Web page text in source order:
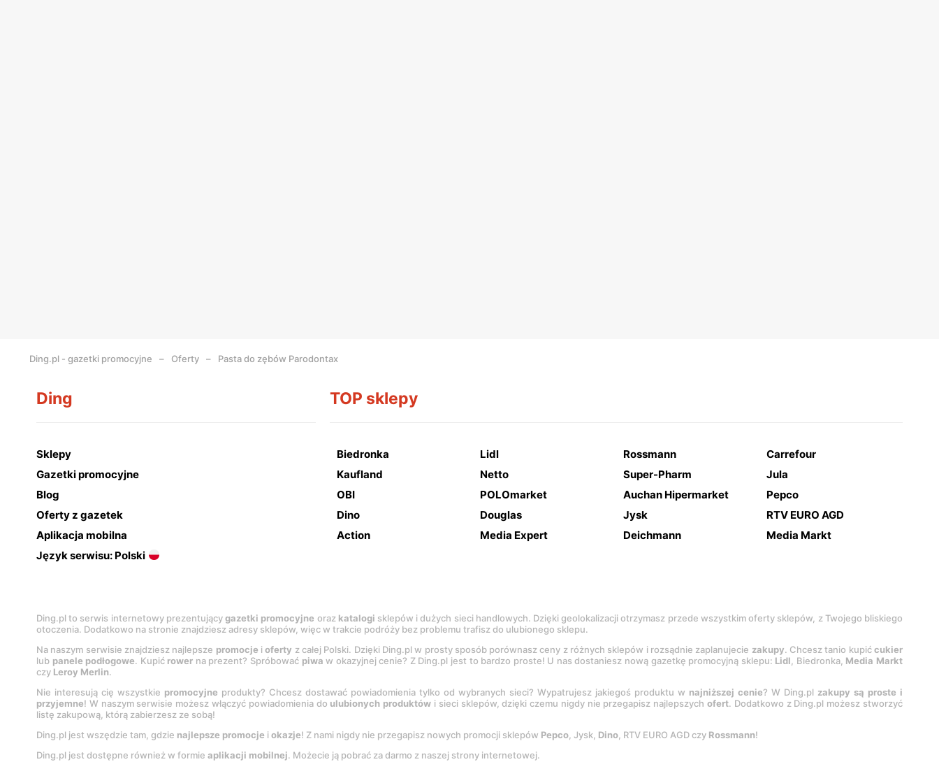
Ding.pl - gazetki promocyjne Oferty Pasta do zębów Parodontax
Ding
Sklepy
Gazetki promocyjne
Blog
Oferty z gazetek
Aplikacja mobilna
Język serwisu: Polski
TOP sklepy
Biedronka Lidl Rossmann
Carrefour
Kaufland
Netto Super-Pharm
Jula
OBI
POLOmarket Auchan Hipermarket
Pepco
Dino
Douglas Jysk
RTV EURO AGD
Action
Media Expert Deichmann Media Markt
Ding.pl to serwis internetowy prezentującygazetki promocyjne oraz katalogi sklepów i dużych sieci handlowych. Dzięki geolokalizacji otrzymasz przede wszystkim oferty sklepów, z Twojego bliskiego
otoczenia. Dodatkowo na stronie znajdziesz adresy sklepów, więc w trakcie podróży bez problemu trafisz do ulubionego sklepu.
Na naszym serwisie znajdziesz najlepsze promocje ioferty z całej Polski. Dzięki Ding.pl w prosty sposób porównasz ceny z różnych sklepów i rozsądnie zaplanujecie zakupy. Chcesz tanio kupićcukier
lub panele podłogowe. Kupić rower na prezent? Spróbować piwa w okazyjnej cenie? Z Ding.pl jest to bardzo proste! U nas dostaniesz nową gazetkę promocyjną sklepu: Lidl, Biedronka, Media Markt
czy Leroy Merlin.
Nie interesują cię wszystkie promocyjne produkty? Chcesz dostawać powiadomienia tylko od wybranych sieci? Wypatrujesz jakiegoś produktu w najniższej cenie? W Ding.pl zakupy są proste i
przyjemne! W naszym serwisie możesz włączyć powiadomienia do ulubionych produktów i sieci sklepów, dzięki czemu nigdy nie przegapisz najlepszychofert. Dodatkowo z Ding.pl możesz stworzyć
listę zakupową, którą zabierzesz ze sobą!
Ding.pl jest wszędzie tam, gdzie najlepsze promocje i okazje! Z nami nigdy nie przegapisz nowych promocji sklepów Pepco, Jysk, Dino, RTV EURO AGD czy Rossmann!
Ding.pl jest dostępne również w formie aplikacji mobilnej. Możecie ją pobrać za darmo z naszej strony internetowej.